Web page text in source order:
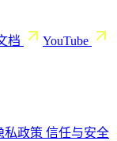
档
YouTube
私政策 信任与安全